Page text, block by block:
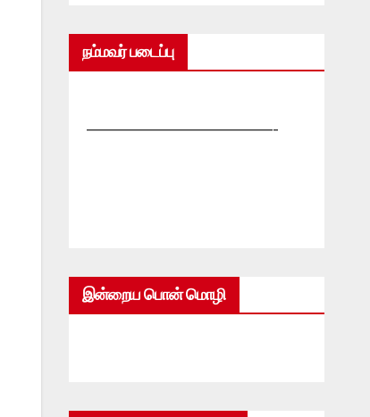
நம்மவர் படைப்பு
—————————————-
இன்றைய பொன் மொழி